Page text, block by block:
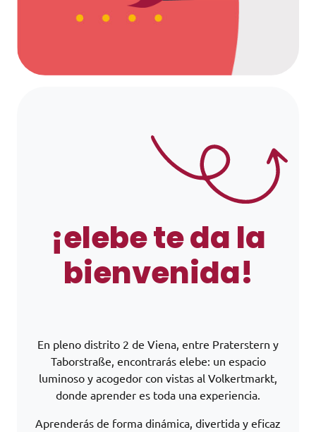
¡elebe te da la
bienvenida!
En pleno distrito 2 de Viena, entre Praterstern y
Taborstraße, encontrarás elebe: un espacio
luminoso y acogedor con vistas al Volkertmarkt,
donde aprender es toda una experiencia.
Aprenderás de forma dinámica, divertida y eficaz